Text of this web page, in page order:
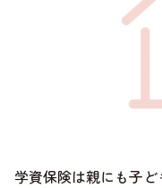
学資保険は親にも子